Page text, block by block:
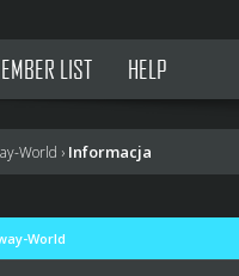
LIST HELP
World › Informacja
World